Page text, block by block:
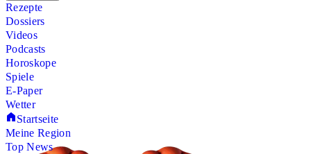
Rezepte
Dossiers
Videos
Podcasts
Horoskope
Spiele
E-Paper
Wetter
Startseite
Meine Region
Top News